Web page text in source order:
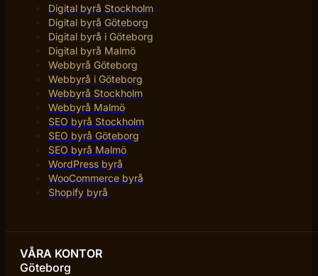
Digital byrå Stockholm
Digital byrå Göteborg
Digital byrå i Göteborg
Digital byrå Malmö
Webbyrå Göteborg
Webbyrå i Göteborg
Webbyrå Stockholm
Webbyrå Malmö
SEO byrå Stockholm
SEO byrå Göteborg
SEO byrå Malmö
WordPress byrå
WooCommerce byrå
Shopify byrå
VÅRA KONTOR
Göteborg